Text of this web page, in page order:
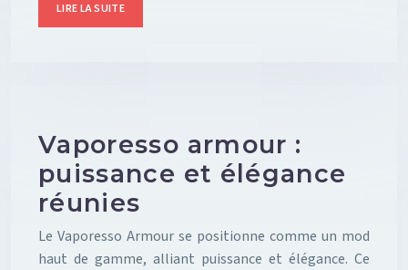
LIRE LA SUITE
Vaporesso armour :
puissance et élégance
réunies
Le Vaporesso Armour se positionne comme un mod
haut de gamme, alliant puissance et élégance. Ce